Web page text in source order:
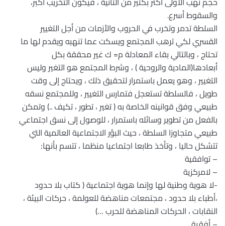
والسقوط أسرع.
السلطة تدمر وتخرب في الحروب والأزمات من أجل التغيير
القسري لكي ترهب المجتمع ويسكت عما تنهبه ويقدم لها ما
تحتاج ، وبالتالي بقاء المعادلة م= ك غير محققة بكل
أبعادها(المادية والروحية ) ، وشرط المجتمع هو التغير وليس
التغيير ، وهو يعمل باستمرار لتحقيق ذلك ، ويحتاج إلى وقت
طويل ، فالسلطة تستعجل فتمارس التغيير ، وللمجتمع نسقه
طبيعي وفق قوانينه الخاصة به ( تغير ، تطور ، تكيف ..) وتمكن
بالفعل من تطوير وسائله باستمرار ، للوصول إلى نسق اجتماعي
طبيعي متجاوزا السلطة ، حيث البؤر الاجتماعية العالمية التي
تتشكل حاليا ، وتأخذ طابعا اجتماعيا منظما ، تتسم بأنها:
– توافقية
– لامركزية
-لا هوية وطنية لها وإنما هوية اجتماعية ( كتاب بلا حدود
،أطباء بلا حدود ، مجتمعات مناهضة للعولمة ، حركات البيئة ،
النقابات ، الحركات المناهضة للحرب …)